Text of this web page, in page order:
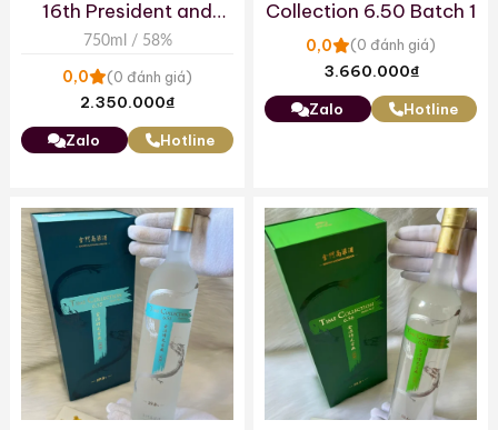
16th President and
Vice President’s
750ml / 58%
0,0 (0 đánh giá)
2.350.000₫
Zalo Hotline
Collection 6.50 Batch 1
0,0 (0 đánh giá)
3.660.000₫
Zalo Hotline